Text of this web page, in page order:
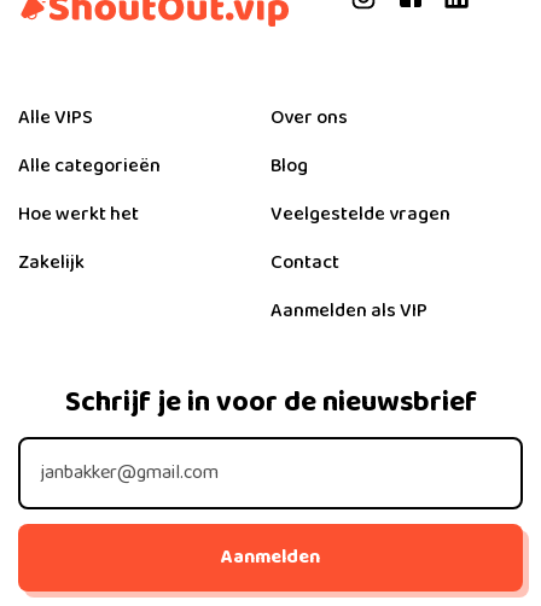
Alle VIPS
Alle categorieën
Hoe werkt het
Zakelijk
Over ons
Blog
Veelgestelde vragen
Contact
Aanmelden als VIP
Schrijf je in voor de nieuwsbrief
Aanmelden